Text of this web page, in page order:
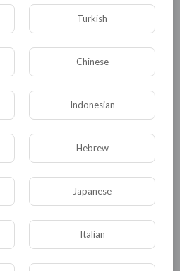
Опубликовать
нет
Turkish
Chinese
Indonesian
Hebrew
Japanese
Italian